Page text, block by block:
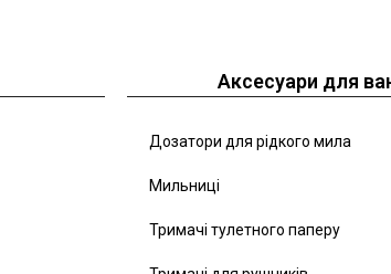
Аксесуари для
Дозатори для рідкого мила
Мильниці
Тримачі тулетного паперу